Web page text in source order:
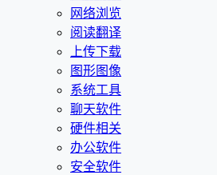
网络浏览
阅读翻译
上传下载
图形图像
系统工具
聊天软件
硬件相关
办公软件
安全软件